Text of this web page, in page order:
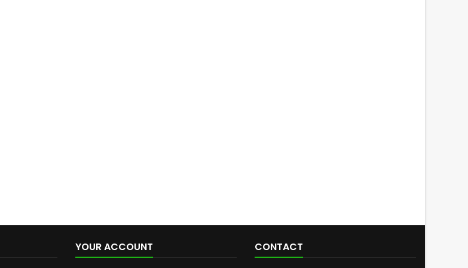
YOUR ACCOUNT CONTACT